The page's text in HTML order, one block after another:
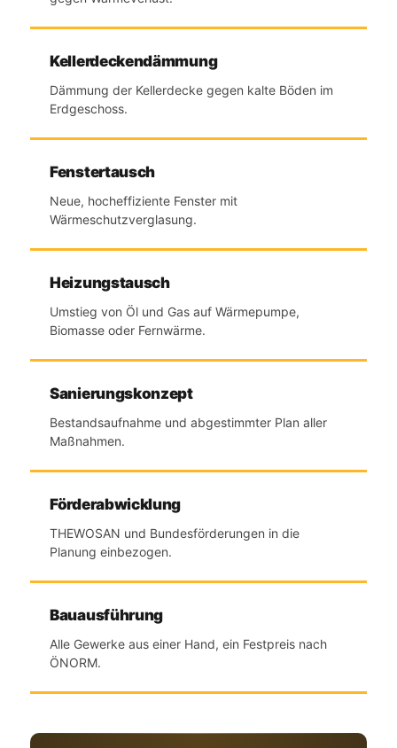
Kellerdeckendämmung
Dämmung der Kellerdecke gegen kalte Böden im
Erdgeschoss.
Fenstertausch
Neue, hocheffiziente Fenster mit
Wärmeschutzverglasung.
Heizungstausch
Umstieg von Öl und Gas auf Wärmepumpe,
Biomasse oder Fernwärme.
Sanierungskonzept
Bestandsaufnahme und abgestimmter Plan aller
Maßnahmen.
Förderabwicklung
THEWOSAN und Bundesförderungen in die
Planung einbezogen.
Bauausführung
Alle Gewerke aus einer Hand, ein Festpreis nach
ÖNORM.